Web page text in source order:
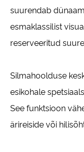
suurendab
esmaklassilist
reserveeritud
Silmahoolduse
esikohale
See funktsioon
ärireiside või